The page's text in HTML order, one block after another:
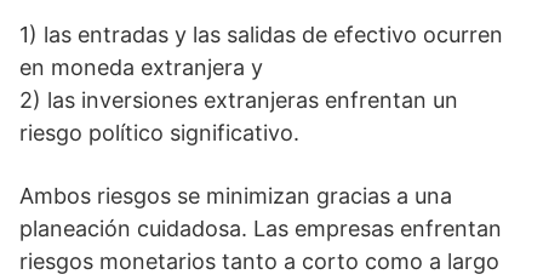
1) las entradas y las salidas de efectivo ocurren
en moneda extranjera y
2) las inversiones extranjeras enfrentan un
riesgo político significativo.
Ambos riesgos se minimizan gracias a una
planeación cuidadosa. Las empresas enfrentan
riesgos monetarios tanto a corto como a largo